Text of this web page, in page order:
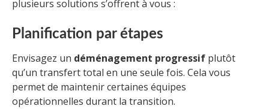
plusieurs solutions s’offrent à vous :
Planification par étapes
Envisagez un déménagement progressif plutôt
qu’un transfert total en une seule fois. Cela vous
permet de maintenir certaines équipes
opérationnelles durant la transition.